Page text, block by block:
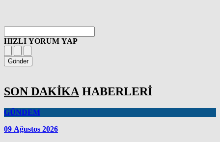
HIZLI YORUM YAP
Gönder
SON DAKİKA HABERLERİ
GÜNDEM
09 Ağustos 2026